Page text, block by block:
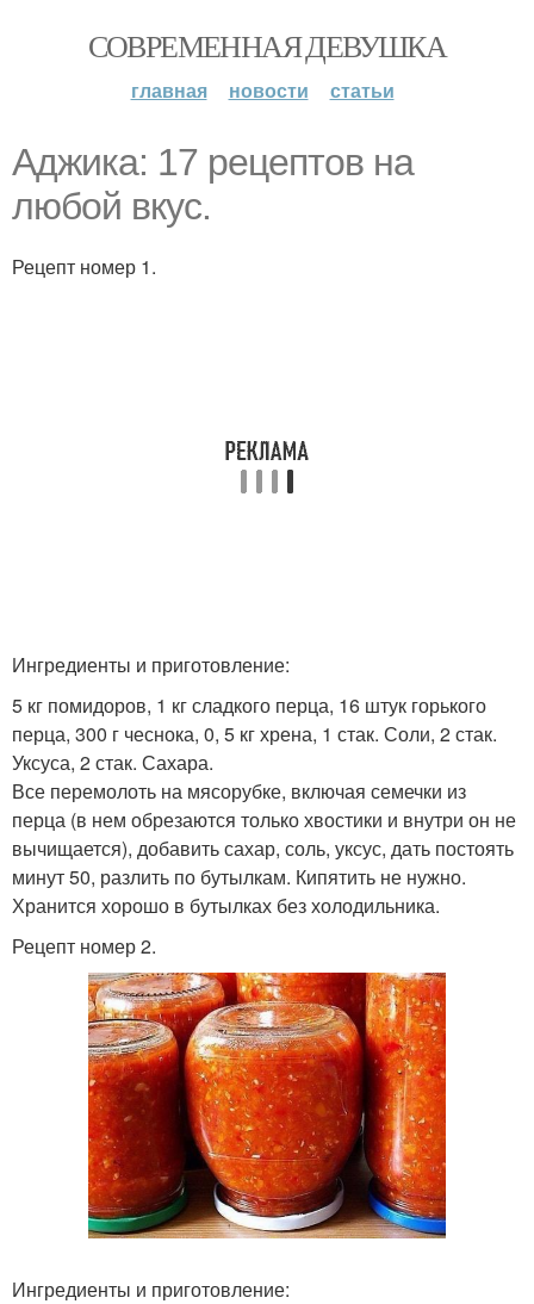
СОВРЕМЕННАЯ ДЕВУШКА
главная новости статьи
Аджика: 17 рецептов на
любой вкус.
Рецепт номер 1.
Ингредиенты и приготовление:
5 кг помидоров, 1 кг сладкого перца, 16 штук горького
перца, 300 г чеснока, 0, 5 кг хрена, 1 стак. Соли, 2 стак.
Уксуса, 2 стак. Сахара.
Все перемолоть на мясорубке, включая семечки из
перца (в нем обрезаются только хвостики и внутри он не
вычищается), добавить сахар, соль, уксус, дать постоять
минут 50, разлить по бутылкам. Кипятить не нужно.
Хранится хорошо в бутылках без холодильника.
Рецепт номер 2.
Ингредиенты и приготовление: